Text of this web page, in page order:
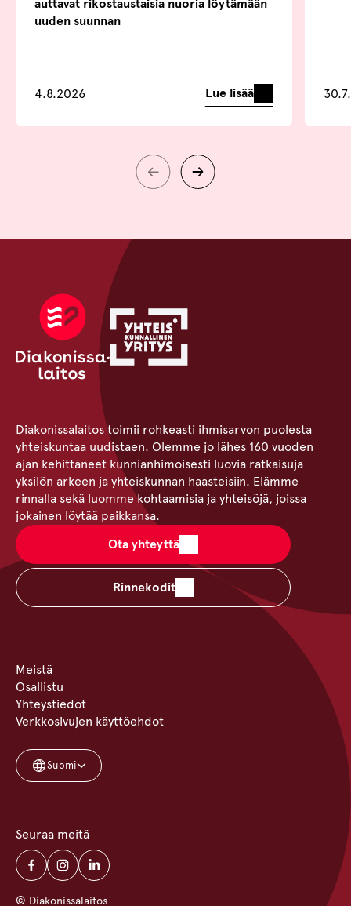
auttavat rikostaustaisia nuoria löytämään
uuden suunnan
4.8.2026 Lue lisää
Diakonissalaitos toimii rohkeasti ihmisarvon puolesta
yhteiskuntaa uudistaen. Olemme jo lähes 160 vuoden
ajan kehittäneet kunnianhimoisesti luovia ratkaisuja
yksilön arkeen ja yhteiskunnan haasteisiin. Elämme
rinnalla sekä luomme kohtaamisia ja yhteisöjä, joissa
jokainen löytää paikkansa.
Ota yhteyttä
Rinnekodit
Meistä
Osallistu
Yhteystiedot
Verkkosivujen käyttöehdot
Suomi
© Diakonissalaitos
Seuraa meitä